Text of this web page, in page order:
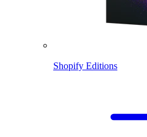
Shopify Editions